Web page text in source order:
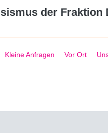
der Fraktion
Kleine Anfragen Vor Ort